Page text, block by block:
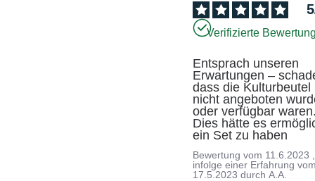
5
Verifizierte
Entsprach unseren
Erwartungen –
dass die Kulturbeutel
nicht angeboten
oder verfügbar
Dies hätte es
ein Set zu haben
Bewertung vom 11.6.2023
infolge einer Erfahrung
17.5.2023 durchA.A.